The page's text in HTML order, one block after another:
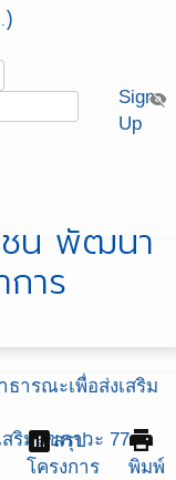
visibility_off
Sign
Up
ารณะเพื่อส่งเสริม
ริมสุขภาวะ 77
ชน พัฒนา
าร
assessmentสรุป
โครงการ
print
พิมพ์